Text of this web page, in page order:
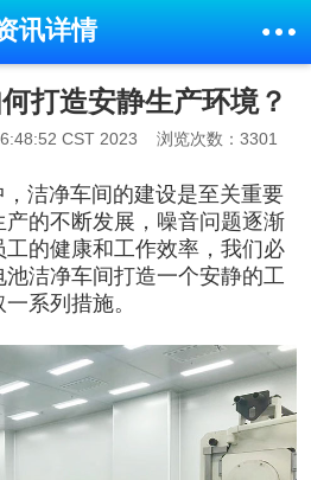
讯详情
打造安静生产环境？
CST 2023 浏览次数：3301
洁净车间的建设是至关重要
的不断发展，噪音问题逐渐
的健康和工作效率，我们必
池洁净车间打造一个安静的工
系列措施。